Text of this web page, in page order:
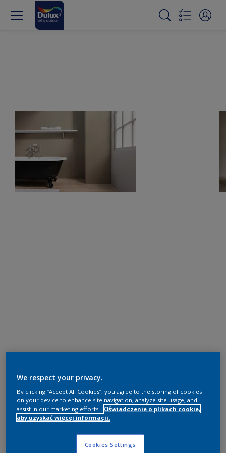
We respect your privacy.
By clicking “Accept All Cookies”, you agree to the storing of cookies
on your device to enhance site navigation, analyze site usage, and
assist in our marketing efforts.
Oświadczenie o plikach cookie,
aby uzyskać więcej informacji.
Cookies Settings